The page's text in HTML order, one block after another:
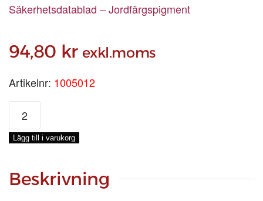
Säkerhetsdatablad – Jordfärgspigment
94,80 kr exkl.moms
Artikelnr: 1005012
BRÄND
UMBRA
1787,
LÖSVIKT
Lägg till i varukorg
Beskrivning